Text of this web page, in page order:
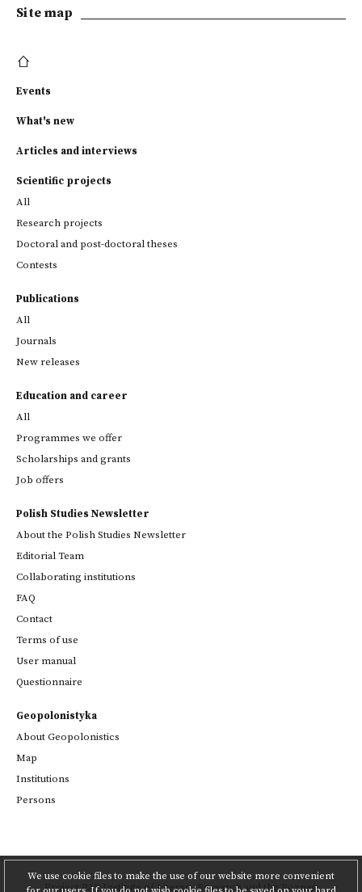
We use cookie files to make the use of our website more convenient
Site map
Events
What's new
Articles and interviews
Scientific projects
All
Research projects
Doctoral and post-doctoral theses
Contests
Publications
All
Journals
New releases
Education and career
All
Programmes we offer
Scholarships and grants
Job offers
Polish Studies Newsletter
About the Polish Studies Newsletter
Editorial Team
Collaborating institutions
FAQ
Contact
Terms of use
User manual
Questionnaire
Geopolonistyka
About Geopolonistics
Map
Institutions
Persons
ProjectPAS Institute of Literary Researchandthe Poznań